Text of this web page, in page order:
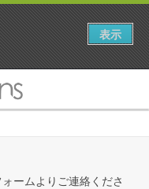
ームよりご連絡くださ
表示